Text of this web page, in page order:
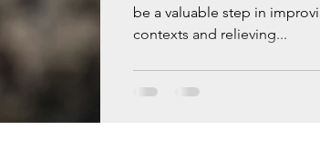
be a valuable step in
contexts and relieving...